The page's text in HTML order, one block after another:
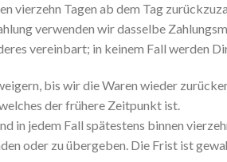
vierzehn Tagen ab dem Tag
verwenden wir dasselbe
vereinbart; in keinem Fall werden
bis wir die Waren wieder
der frühere Zeitpunkt ist.
in jedem Fall spätestens binnen
oder zu übergeben. Die Frist ist